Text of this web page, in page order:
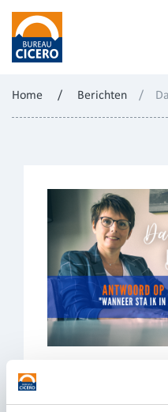
Home / Berichten /
paychecked,